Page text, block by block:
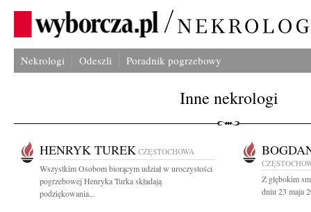
Nekrologi Odeszli Poradnik pogrzebowy
Inne nekrologi
HENRYK TUREK CZĘSTOCHOWA
Wszystkim Osobom biorącym udział w uroczystości
pogrzebowej Henryka Turka składają
podziękowania...
Z głębokim
dniu 23 maja